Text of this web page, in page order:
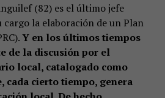
(82) es el último jefe
cargo la elaboración de un Plan
Y en los últimos tiempos
de la discusión por el
local, catalogado como
cada cierto tiempo, genera